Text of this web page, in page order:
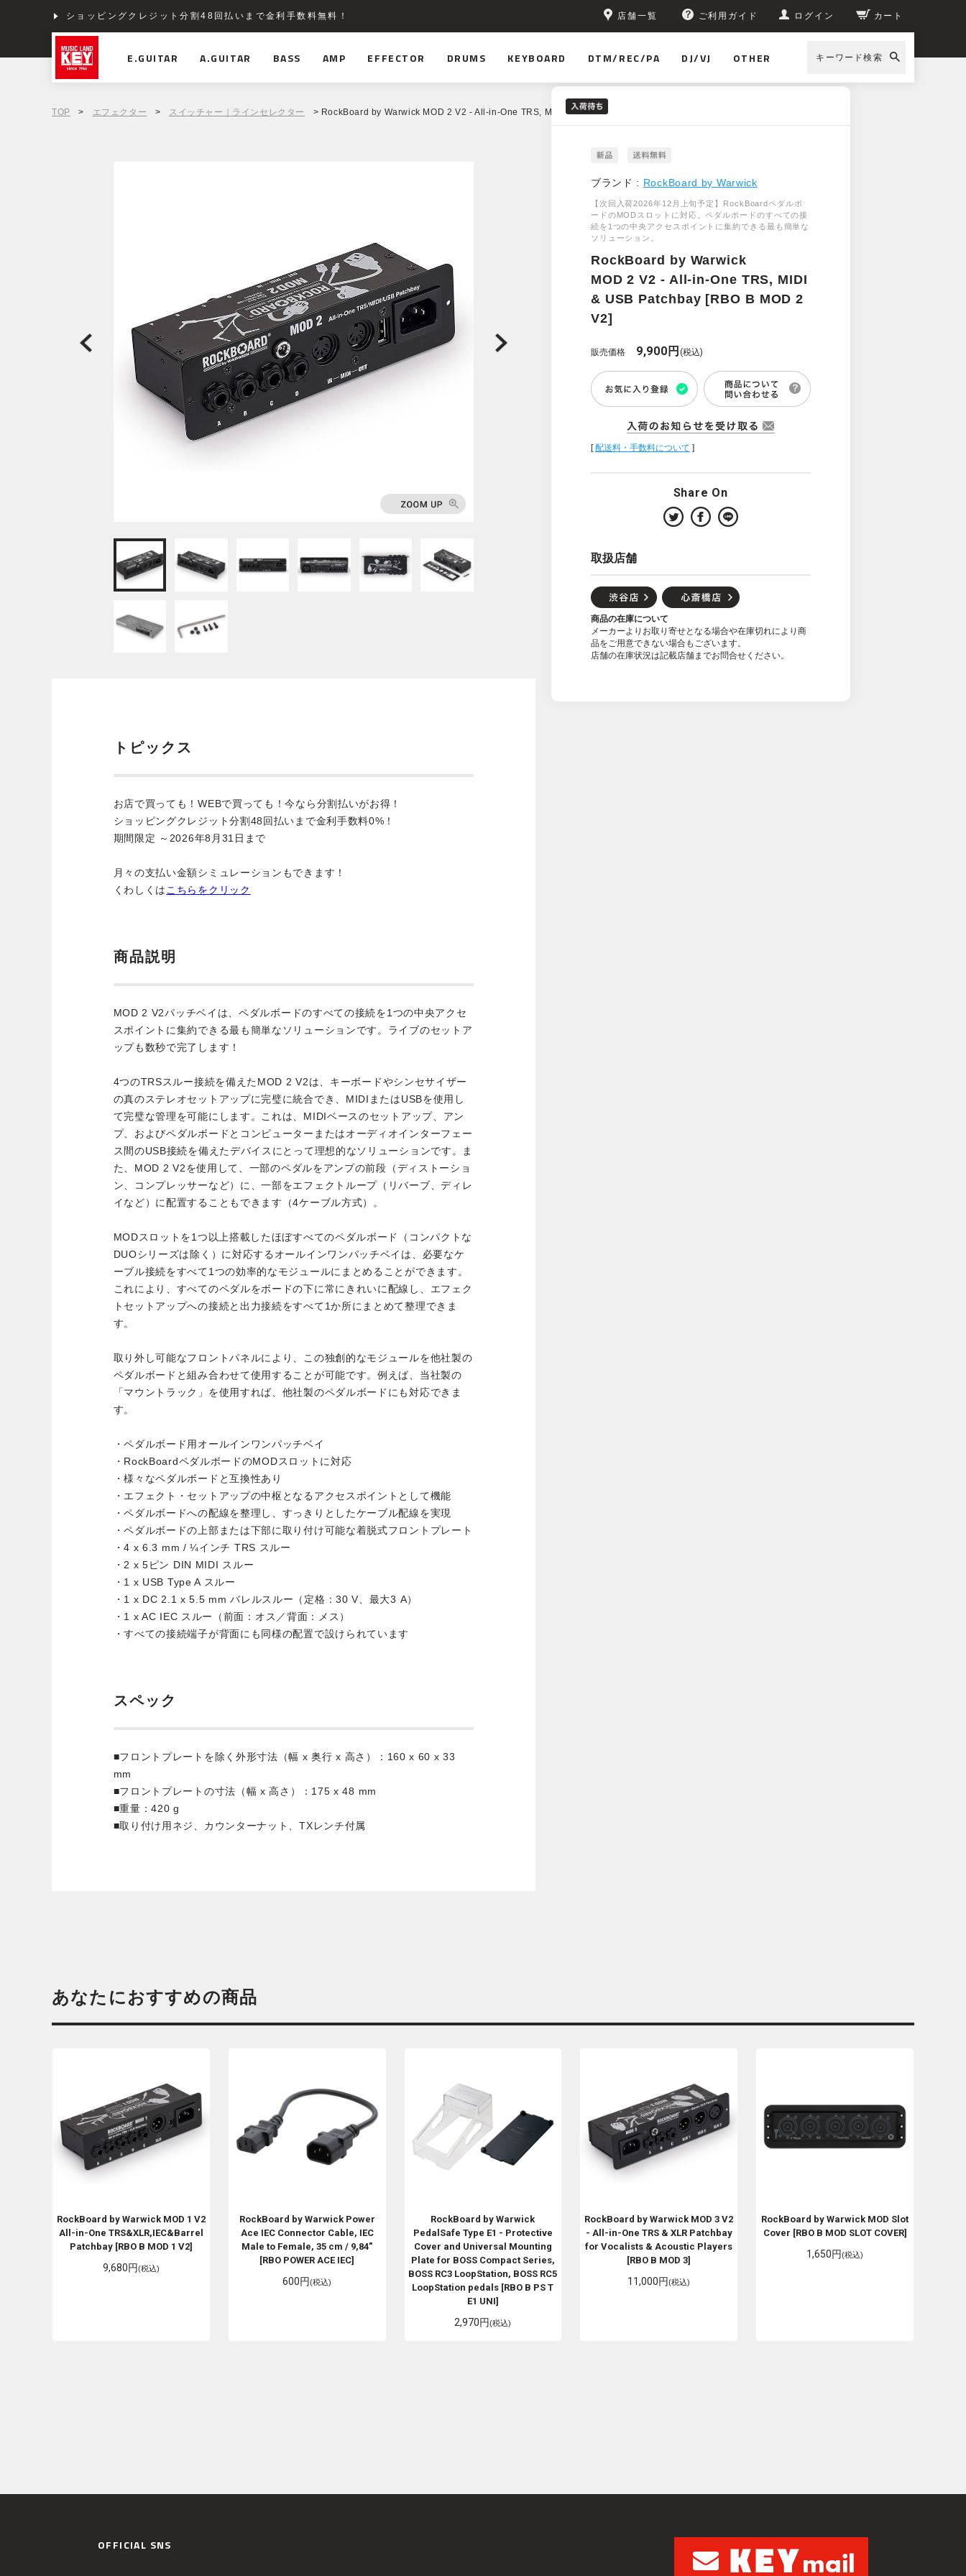
ショッピングクレジット分割48回払いまで金利手数料無料！ 店舗一覧 ご利用ガイド ログイン カート
E.GUITAR A.GUITAR BASS AMP EFFECTOR DRUMS KEYBOARD DTM/REC/PA DJ/VJ OTHER キーワード検索
TOP > エフェクター > スイッチャー｜ラインセレクター > RockBoard by Warwick MOD 2 V2 - All-in-One TRS, MIDI & USB Patchbay [RBO B MOD 2 V2]
ブランド : RockBoard by Warwick
【次回入荷2026年12月上旬予定】RockBoardペダルボ
ードのMODスロットに対応。ペダルボードのすべての接
続を1つの中央アクセスポイントに集約できる最も簡単な
ソリューション。
RockBoard by Warwick
MOD 2 V2 - All-in-One TRS, MIDI
& USB Patchbay [RBO B MOD 2
V2]
販売価格 9,900円 (税込)
[配送料・手数料について ]
Share On
取扱店舗
商品の在庫について
メーカーよりお取り寄せとなる場合や在庫切れにより商
品をご用意できない場合もございます。
店舗の在庫状況は記載店舗までお問合せください。
トピックス
お店で買っても！WEBで買っても！今なら分割払いがお得！
ショッピングクレジット分割48回払いまで金利手数料0%！
期間限定 ～2026年8月31日まで
月々の支払い金額シミュレーションもできます！
くわしくは こちらをクリック
商品説明
MOD 2 V2パッチベイは、ペダルボードのすべての接続を1つの中央アクセ
スポイントに集約できる最も簡単なソリューションです。ライブのセットア
ップも数秒で完了します！
4つのTRSスルー接続を備えたMOD 2 V2は、キーボードやシンセサイザー
の真のステレオセットアップに完璧に統合でき、MIDIまたはUSBを使用し
て完璧な管理を可能にします。これは、MIDIベースのセットアップ、アン
プ、およびペダルボードとコンピューターまたはオーディオインターフェー
ス間のUSB接続を備えたデバイスにとって理想的なソリューションです。ま
た、MOD 2 V2を使用して、一部のペダルをアンプの前段（ディストーショ
ン、コンプレッサーなど）に、一部をエフェクトループ（リバーブ、ディレ
イなど）に配置することもできます（4ケーブル方式）。
MODスロットを1つ以上搭載したほぼすべてのペダルボード（コンパクトな
DUOシリーズは除く）に対応するオールインワンパッチベイは、必要なケ
ーブル接続をすべて1つの効率的なモジュールにまとめることができます。
これにより、すべてのペダルをボードの下に常にきれいに配線し、エフェク
トセットアップへの接続と出力接続をすべて1か所にまとめて整理できま
す。
取り外し可能なフロントパネルにより、この独創的なモジュールを他社製の
ペダルボードと組み合わせて使用​​することが可能です。例えば、当社製の
「マウントラック」を使用すれば、他社製のペダルボードにも対応できま
す。
・ペダルボード用オールインワンパッチベイ
・RockBoardペダルボードのMODスロットに対応
・様々なペダルボードと互換性あり
・エフェクト・セットアップの中枢となるアクセスポイントとして機能
・ペダルボードへの配線を整理し、すっきりとしたケーブル配線を実現
・ペダルボードの上部または下部に取り付け可能な着脱式フロントプレート
・4 x 6.3 mm / ¼インチ TRS スルー
・2 x 5ピン DIN MIDI スルー
・1 x USB Type A スルー
・1 x DC 2.1 x 5.5 mm バレルスルー（定格：30 V、最大3 A）
・1 x AC IEC スルー（前面：オス／背面：メス）
・すべての接続端子が背面にも同様の配置で設けられています
スペック
■フロントプレートを除く外形寸法（幅 x 奥行 x 高さ）：160 x 60 x 33
mm
■フロントプレートの寸法（幅 x 高さ）：175 x 48 mm
■重量：420 g
■取り付け用ネジ、カウンターナット、TXレンチ付属
あなたにおすすめの商品
RockBoard by Warwick MOD 1 V2
All-in-One TRS&XLR,IEC&Barrel
Patchbay [RBO B MOD 1 V2]
9,680円(税込)
RockBoard by Warwick Power
Ace IEC Connector Cable, IEC
Male to Female, 35 cm / 9,84"
[RBO POWER ACE IEC]
600円(税込)
RockBoard by Warwick
PedalSafe Type E1 - Protective
Cover and Universal Mounting
Plate for BOSS Compact Series,
BOSS RC3 LoopStation, BOSS RC5
LoopStation pedals [RBO B PS T
E1 UNI]
2,970円(税込)
RockBoard by Warwick MOD 3 V2
- All-in-One TRS & XLR Patchbay
for Vocalists & Acoustic Players
[RBO B MOD 3]
11,000円(税込)
RockBoard by Warwick MOD Slot
Cover [RBO B MOD SLOT COVER]
1,650円(税込)
OFFICIAL SNS